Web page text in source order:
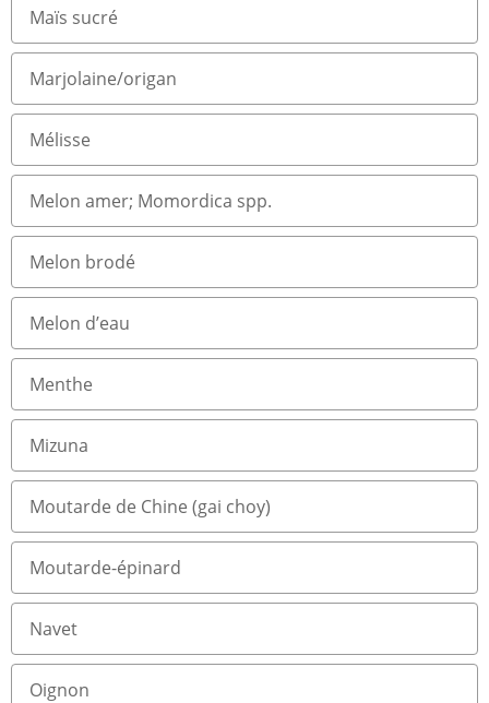
Maïs sucré
Marjolaine/origan
Mélisse
Melon amer; Momordica spp.
Melon brodé
Melon d’eau
Menthe
Mizuna
Moutarde de Chine (gai choy)
Moutarde-épinard
Navet
Oignon